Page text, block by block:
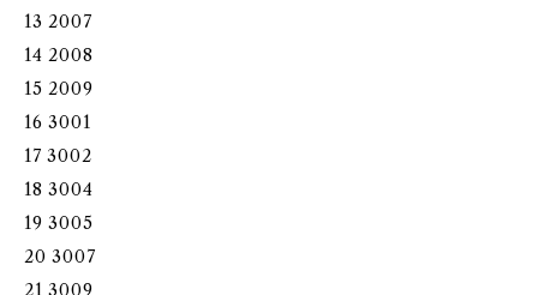
13 2007
14 2008
15 2009
16 3001
17 3002
18 3004
19 3005
20 3007
21 3009